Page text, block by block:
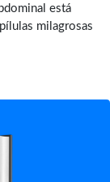
está
milagrosas